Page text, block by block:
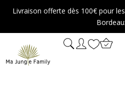
Aller
contenu
Livraison offerte dès 100€ pour